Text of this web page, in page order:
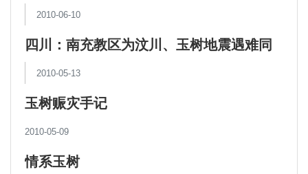
2010-06-10
四川：南充教区为汶川、玉树地震遇难同
胞举行泰泽祈祷
2010-05-13
玉树赈灾手记
2010-05-09
情系玉树